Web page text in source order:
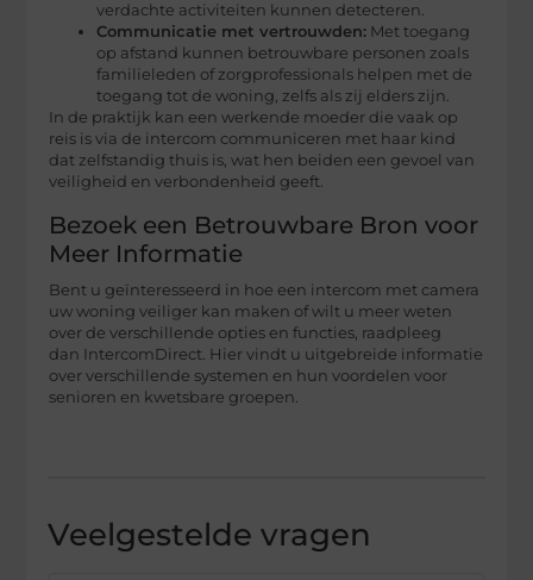
verdachte activiteiten kunnen detecteren.
Communicatie met vertrouwden: Met toegang
op afstand kunnen betrouwbare personen zoals
familieleden of zorgprofessionals helpen met de
toegang tot de woning, zelfs als zij elders zijn.
In de praktijk kan een werkende moeder die vaak op
reis is via de intercom communiceren met haar kind
dat zelfstandig thuis is, wat hen beiden een gevoel van
veiligheid en verbondenheid geeft.
Bezoek een Betrouwbare Bron voor
Meer Informatie
Bent u geïnteresseerd in hoe een intercom met camera
uw woning veiliger kan maken of wilt u meer weten
over de verschillende opties en functies, raadpleeg
dan IntercomDirect. Hier vindt u uitgebreide informatie
over verschillende systemen en hun voordelen voor
senioren en kwetsbare groepen.
Veelgestelde vragen